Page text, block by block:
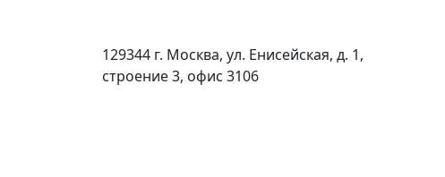
129344 г. Москва, ул. Енисейская, д. 1,
строение 3, офис 3106